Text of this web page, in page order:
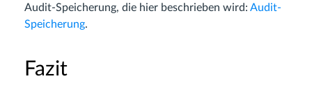
Audit-Speicherung, die hier beschrieben wird: Audit-
Speicherung.
Fazit